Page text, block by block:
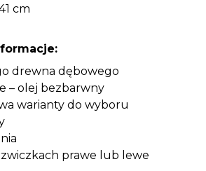
cm
drewna dębowego
– olej bezbarwny
warianty do wyboru
prawe lub lewe